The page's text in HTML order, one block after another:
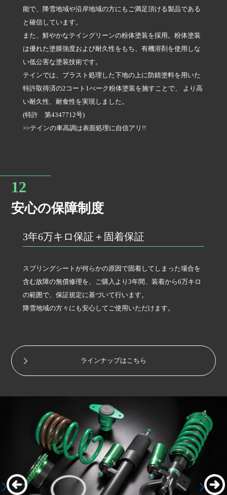
能で、降雪地域や沿岸地域の方にもご満足頂ける製品である
と確信しています。
また、鮮やかなテイングリーンの粉体塗装を採用。粉体塗装
は優れた塗膜強度および耐久性をもち、有機溶剤を使用しな
い低公害な塗装技術です。
テインでは、ブラスト処理した下地の上に防錆塗料を用いた
特許取得済の2コート1べーク粉体塗装を施すことで、 より高
い耐久性、耐食性を実現しました。
(特許 第4347712号)
>>テインの車高調は表面処理に自信アリ!!
安心の保障制度
3年6万キロ保証＋固着保証
スプリングシートが何らかの原因で固着してしまった場合を
含む故障の無償修理を、ご購入より3年間、装着から6万キロ
の範囲で、保証規定に基づいて行います。
降雪地域の方々にも安心してご使用いただけます。
ラインナップはこちら